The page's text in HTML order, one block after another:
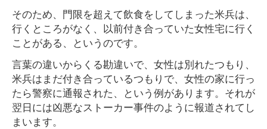
そのため、門限を超えて飲食をしてしまった米兵は、
行くところがなく、以前付き合っていた女性宅に行く
ことがある、というのです。
言葉の違いからくる勘違いで、女性は別れたつもり、
米兵はまだ付き合っているつもりで、女性の家に行っ
たら警察に通報された、という例があります。それが
翌日には凶悪なストーカー事件のように報道されてし
まいます。